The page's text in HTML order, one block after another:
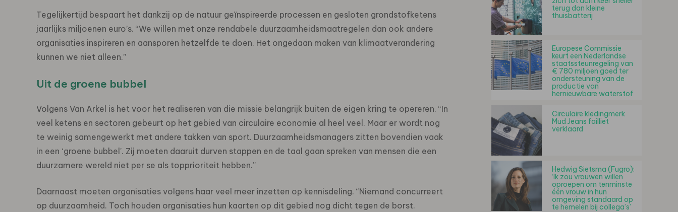
Tegelijkertijd bespaart het dankzij op de natuur geïnspireerde processen en gesloten grondstofketens
jaarlijks miljoenen euro’s. “We willen met onze rendabele duurzaamheidsmaatregelen dan ook andere
organisaties inspireren en aansporen hetzelfde te doen. Het ongedaan maken van klimaatverandering
kunnen we niet alleen.”
Uit de groene bubbel
Volgens Van Arkel is het voor het realiseren van die missie belangrijk buiten de eigen kring te opereren. “In
veel ketens en sectoren gebeurt op het gebied van circulaire economie al heel veel. Maar er wordt nog
te weinig samengewerkt met andere takken van sport. Duurzaamheidsmanagers zitten bovendien vaak
in een ‘groene bubbel’. Zij moeten daaruit durven stappen en de taal gaan spreken van mensen die een
duurzamere wereld niet per se als topprioriteit hebben.”
Daarnaast moeten organisaties volgens haar veel meer inzetten op kennisdeling. “Niemand concurreert
op duurzaamheid. Toch houden organisaties hun kaarten op dit gebied nog dicht tegen de borst.
terug dan kleine
thuisbatterij
Europese Commissie
keurt een Nederlandse
staatssteunregeling van
€ 780 miljoen goed ter
ondersteuning van de
productie van
hernieuwbare waterstof
Circulaire kledingmerk
Mud Jeans failliet
verklaard
Hedwig Sietsma (Fugro):
‘Ik zou vrouwen willen
oproepen om tenminste
één vrouw in hun
omgeving standaard op
te hemelen bij collega’s’